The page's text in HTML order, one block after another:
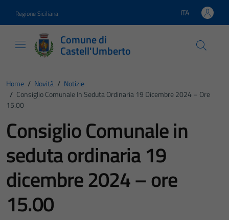
Regione Siciliana Lingua attiva:
ITA
Comune di
Castell'Umberto
Home / Novità / Notizie
/ Consiglio Comunale In Seduta Ordinaria 19 Dicembre 2024 – Ore
15.00
Consiglio Comunale in
seduta ordinaria 19
dicembre 2024 – ore
15.00